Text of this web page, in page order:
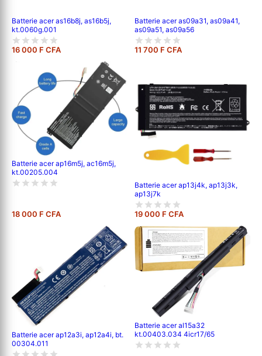
Batterie acer as16b8j, as16b5j,
kt.0060g.001
16 000 F CFA
Batterie acer as09a31, as09a41,
as09a51, as09a56
11 700 F CFA
Batterie acer ap16m5j, ac16m5j,
kt.00205.004
18 000 F CFA
Batterie acer ap13j4k, ap13j3k,
ap13j7k
19 000 F CFA
Batterie acer ap12a3i, ap12a4i, bt.
00304.011
Batterie acer al15a32
kt.00403.034 4icr17/65